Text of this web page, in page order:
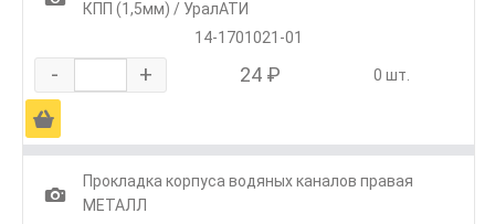
КПП (1,5мм) / УралАТИ
14-1701021-01
- + 24 ₽ 0 шт.
Ä
1
Прокладка корпуса водяных каналов правая
МЕТАЛЛ